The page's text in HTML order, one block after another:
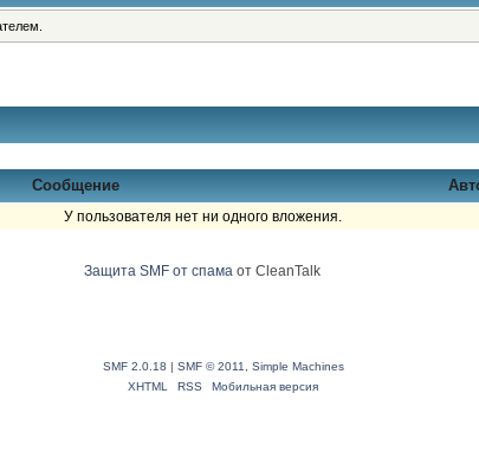
Сообщение
У пользователя нет ни одного вложения.
Защита SMF от спама от CleanTalk
SMF 2.0.18 | SMF © 2011
Simple Machines
XHTML
RSS Мобильная версия